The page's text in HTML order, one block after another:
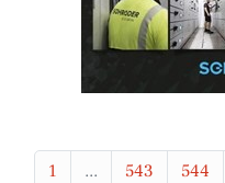
1 ... 543 544